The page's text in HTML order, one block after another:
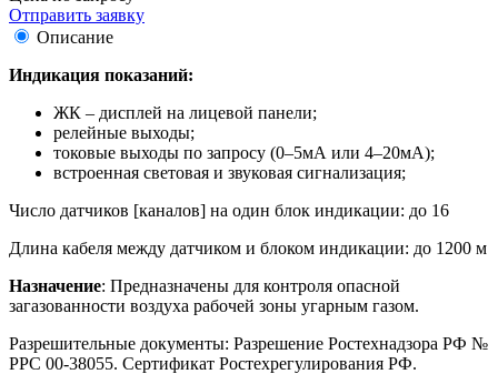
Отправить заявку
Описание
Индикация показаний:
ЖК – дисплей на лицевой панели;
релейные выходы;
токовые выходы по запросу (0–5мА или 4–20мА);
встроенная световая и звуковая сигнализация;
Число датчиков [каналов] на один блок индикации: до 16
Длина кабеля между датчиком и блоком индикации: до 1200 м
Назначение: Предназначены для контроля опасной
загазованности воздуха рабочей зоны угарным газом.
Разрешительные документы: Разрешение Ростехнадзора РФ №
РРС 00-38055. Сертификат Ростехрегулирования РФ.